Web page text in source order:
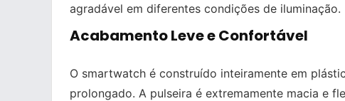
agradável em diferentes condições de iluminação.
Acabamento Leve e Confortável
O smartwatch é construído inteiramente em
prolongado. A pulseira é extremamente macia e